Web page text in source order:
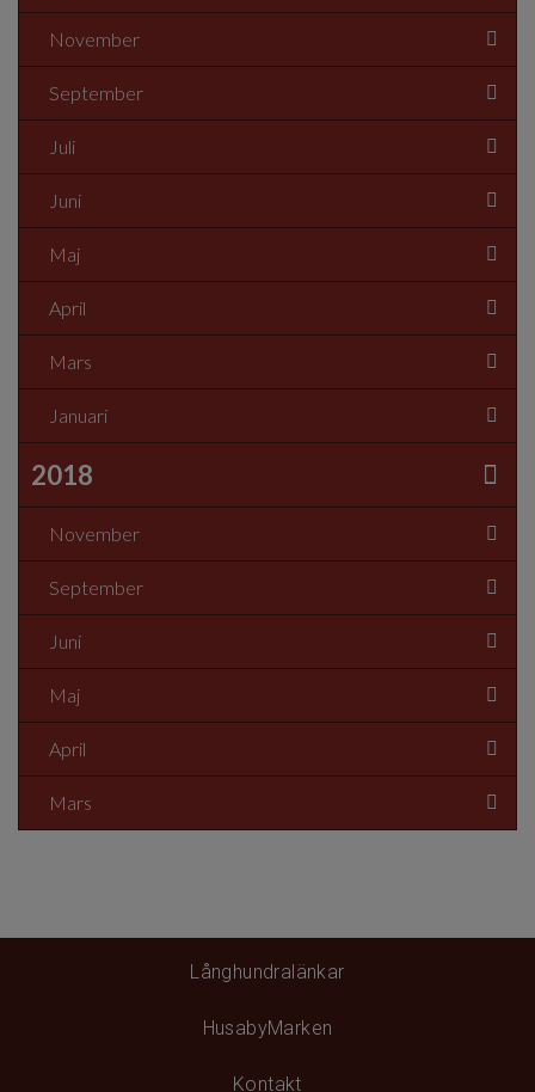
November
September
Juli
Juni
Maj
April
Mars
Januari
2018
November
September
Juni
Maj
April
Mars
Långhundralänkar
HusabyMarken
Kontakt